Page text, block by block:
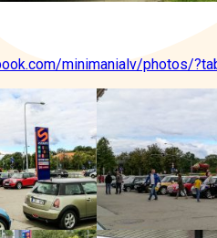
minimanialv/photos/